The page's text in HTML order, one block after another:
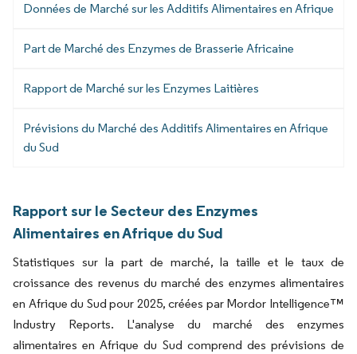
Données de Marché sur les Additifs Alimentaires en Afrique
Part de Marché des Enzymes de Brasserie Africaine
Rapport de Marché sur les Enzymes Laitières
Prévisions du Marché des Additifs Alimentaires en Afrique
du Sud
Rapport sur le Secteur des Enzymes
Alimentaires en Afrique du Sud
Statistiques sur la part de marché, la taille et le taux de
croissance des revenus du marché des enzymes alimentaires
en Afrique du Sud pour 2025, créées par Mordor Intelligence™
Industry Reports. L'analyse du marché des enzymes
alimentaires en Afrique du Sud comprend des prévisions de